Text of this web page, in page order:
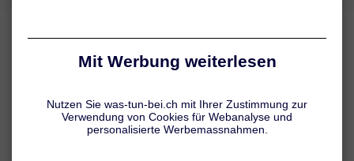
Verspannter Rücken:
Klagen Betroffene über Rückenverspannungen, sind meist
verspannungsbedingte Beschwerden im Bereich des unteren